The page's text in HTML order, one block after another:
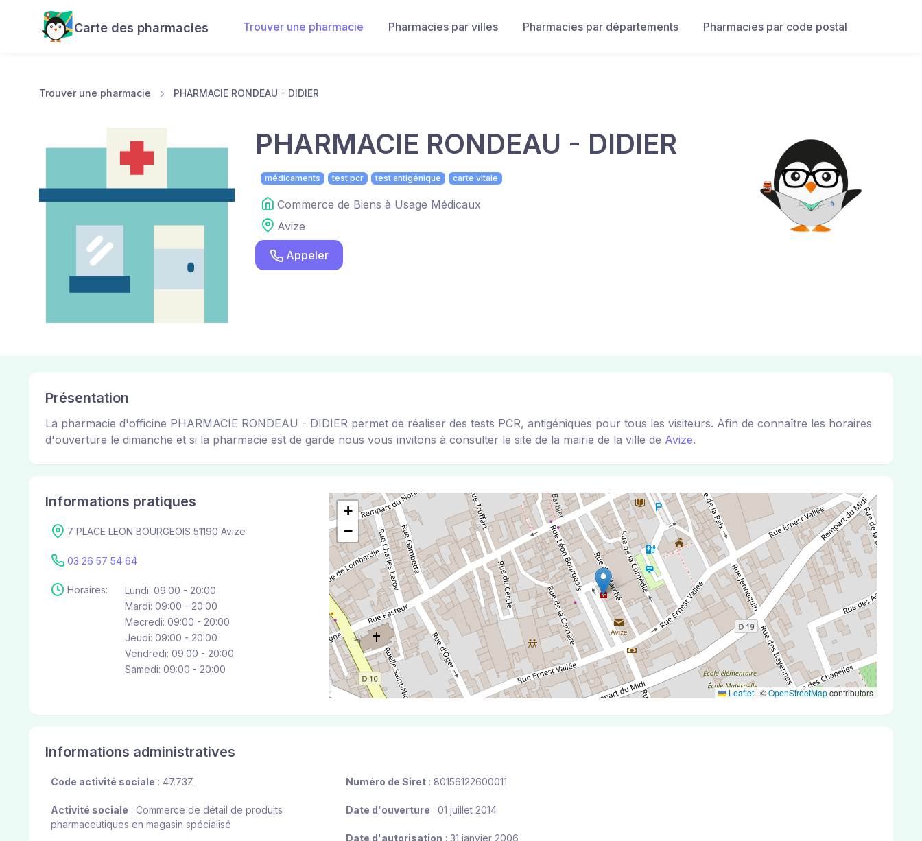
Carte des pharmacies Trouver une pharmacie Pharmacies par villes Pharmacies par départements Pharmacies par code postal
Trouver une pharmacie PHARMACIE RONDEAU - DIDIER
PHARMACIE RONDEAU - DIDIER
médicaments test pcr test antigénique carte vitale
Commerce de Biens à Usage Médicaux
Avize
Appeler
Présentation
La pharmacie d'officine PHARMACIE RONDEAU - DIDIER permet de réaliser des tests PCR, antigéniques pour tous les visiteurs. Afin de connaître les horaires
d'ouverture le dimanche et si la pharmacie est de garde nous vous invitons à consulter le site de la mairie de la ville de Avize.
Informations pratiques
7 PLACE LEON BOURGEOIS 51190 Avize
03 26 57 54 64
Horaires:
Lundi: 09:00 - 20:00
Mardi: 09:00 - 20:00
Mecredi: 09:00 - 20:00
Jeudi: 09:00 - 20:00
Vendredi: 09:00 - 20:00
Samedi: 09:00 - 20:00
+
−
Leaflet | ©OpenStreetMapcontributors
Informations administratives
Code activité sociale : 47.73Z
Activité sociale : Commerce de détail de produits
pharmaceutiques en magasin spécialisé
Numéro de Siret : 80156122600011
Date d'ouverture : 01 juillet 2014
Date d'autorisation : 31 janvier 2006